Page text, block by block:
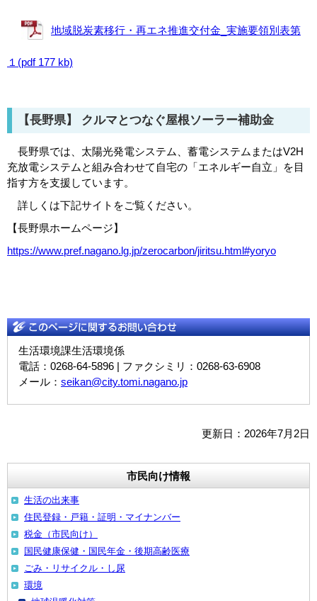
地域脱炭素移行・再エネ推進交付金_実施要領別表第
１(pdf 177 kb)
【長野県】 クルマとつなぐ屋根ソーラー補助金
長野県では、太陽光発電システム、蓄電システムまたはV2H
充放電システムと組み合わせて自宅の「エネルギー自立」を目
指す方を支援しています。
詳しくは下記サイトをご覧ください。
【長野県ホームページ】
https://www.pref.nagano.lg.jp/zerocarbon/jiritsu.html#yoryo
生活環境課生活環境係
電話：0268-64-5896 | ファクシミリ：0268-63-6908
メール： seikan@city.tomi.nagano.jp
更新日：2026年7月2日
市民向け情報
生活の出来事
住民登録・戸籍・証明・マイナンバー
税金（市民向け）
国民健康保健・国民年金・後期高齢医療
ごみ・リサイクル・し尿
環境